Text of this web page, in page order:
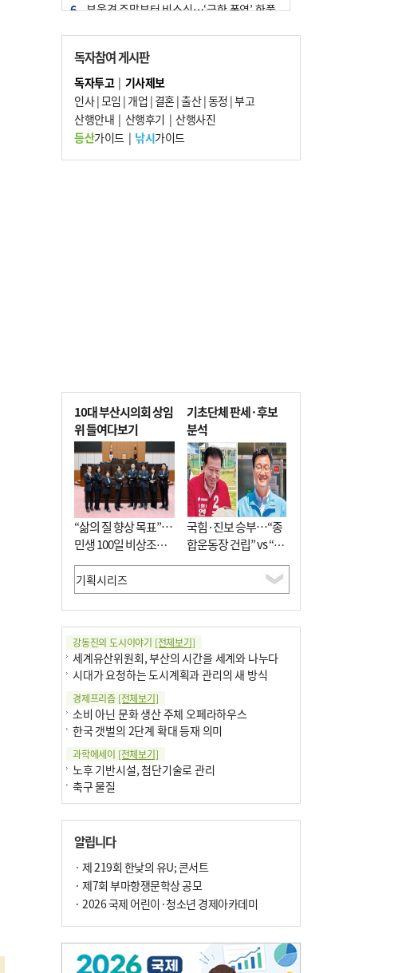
6
부울경 주말부터 비소식…‘극한 폭염’ 한풀
7
“낙동강권 삼락·을숙도·다대포 연결해 서
부산 관광 키우자”
8
오늘의 날씨- 2026년 8월 7일
9
외국인 선원 ‘인신매매 경유지’ 된 부산…
우려가 현실로
10 [사설] 해수부 신청사 북항으로 확정, 해양
독자참여 게시판
독자투고| 기사제보
인사|모임 | 개업 | 결혼|출산|동정 |부고
산행안내 | 산행후기 | 산행사진
등산가이드| 낚시가이드
10대 부산시의회 상임
위 들여다보기
“삶의 질 향상 목표”…
민생 100일 비상조치
면밀 심사
기초단체 판세·후보
분석
국힘·진보 승부…“종
합운동장 건립” vs “출
근 공공버스 도입”
강동진의 도시이야기 [전체보기]
세계유산위원회, 부산의 시간을 세계와 나누다
시대가 요청하는 도시계획과 관리의 새 방식
경제프리즘 [전체보기]
소비 아닌 문화 생산 주체 오페라하우스
한국 갯벌의 2단계 확대 등재 의미
과학에세이 [전체보기]
노후 기반시설, 첨단기술로 관리
축구 물질
부정선거
선관위와 尹의 ‘0점 답안’
기고[전체보기]
환자의 희망, 헌혈의 힘
대학과 지역 ‘연결’이 지역혁신이다
엘리트 자평해온 市 공무원…생중계 회의서 능력 입증을
알립니다
· 제 219회 한낮의 유U; 콘서트
· 제7회 부마항쟁문학상 공모
· 2026 국제 어린이·청소년 경제아카데미